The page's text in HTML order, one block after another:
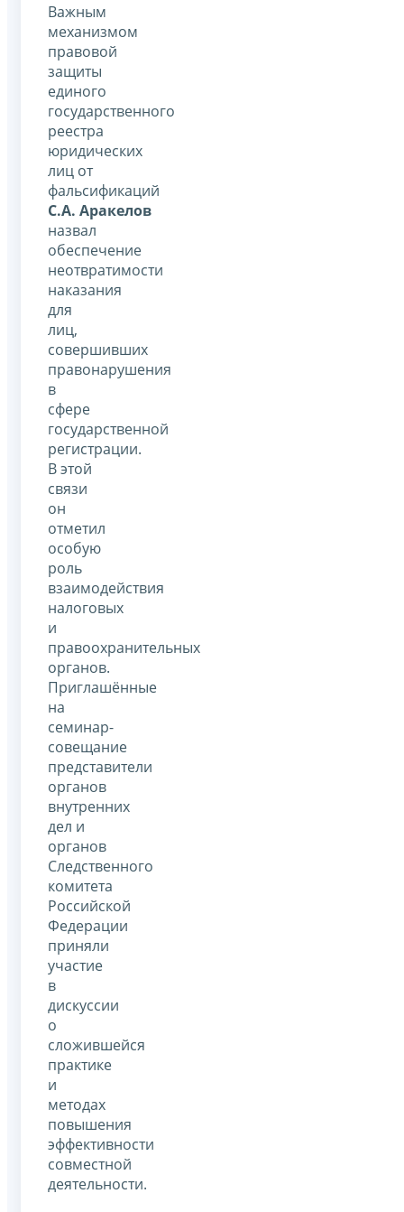
Важным
механизмом
правовой
защиты
единого
государственного
реестра
юридических
лиц от
фальсификаций
С.А. Аракелов
назвал
обеспечение
неотвратимости
наказания
для
лиц,
совершивших
правонарушения
в
сфере
государственной
регистрации.
В этой
связи
он
отметил
особую
роль
взаимодействия
налоговых
и
правоохранительных
органов.
Приглашённые
на
семинар-
совещание
представители
органов
внутренних
дел и
органов
Следственного
комитета
Российской
Федерации
приняли
участие
в
дискуссии
о
сложившейся
практике
и
методах
повышения
эффективности
совместной
деятельности.